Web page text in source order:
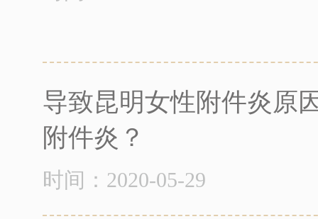
导致昆明女性附件炎原
附件炎？
时间：2020-05-29